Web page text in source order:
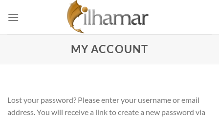
MY ACCOUNT
Lost your password? Please enter your username or email
address. You will receive a link to create a new password via